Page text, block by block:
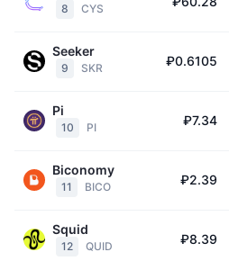
В тренде
Новинка
Крипто
Спорт
Финансы
Крипто-ETF
Bitcoin (Биткоин)-ETF
Ethereum (Эфириум)-ETF
MACD
x402
Новости
Academy
Research
Глоссарий
8 CYS
Seeker
9 SKR ₽0.6105
Pi
10 PI ₽7.34
Biconomy
11 BICO ₽2.39
Squid
12 QUID ₽8.39